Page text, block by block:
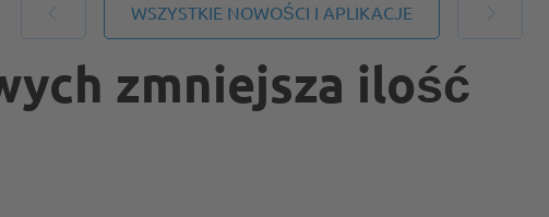
WSZYSTKIE NOWOŚCI I APLIKACJE
zmniejsza ilość